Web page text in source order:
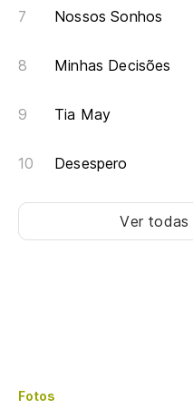
Nossos Sonhos
Minhas Decisões
Tia May
Desespero
Ver todas
Fotos